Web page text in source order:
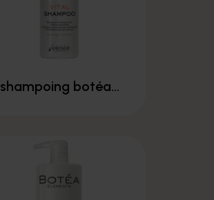
shampoing botéa...